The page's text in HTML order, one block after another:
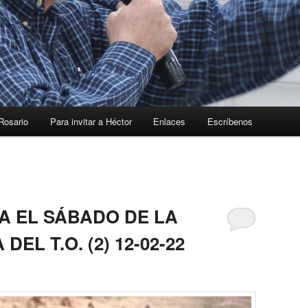
Para invitar a Héctor Enlaces Escríbenos
EL SÁBADO DE LA
T.O. (2) 12-02-22